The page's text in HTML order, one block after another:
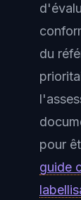
du
pour
guide